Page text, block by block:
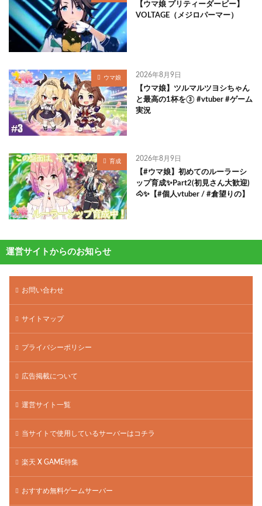
【ウマ娘 プリティーダービー】
VOLTAGE（メジロパーマー）
ウマ娘 2026年8月9日
【ウマ娘】ツルマルツヨシちゃん
と最高の1杯を③ #vtuber #ゲーム
実況
育成 2026年8月9日
【#ウマ娘】初めてのルーラーシ
ップ育成✨Part2(初見さん大歓迎)
🐴✨【#個人vtuber / #倉望りの】
運営サイトからのお知らせ
お問い合わせ
サイトマップ
プライバシーポリシー
広告掲載について
運営サイト一覧
当サイトで使用しているサーバーはコチラ
楽天 X GAME特集
おすすめ無料ゲームサーバー